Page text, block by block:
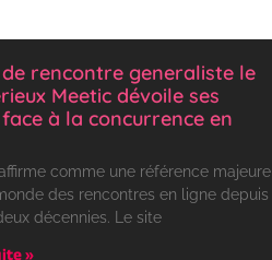
de rencontre generaliste le
Meetic dévoile ses
à la concurrence en
comme une référence majeure
des rencontres en ligne depuis
décennies. Le site